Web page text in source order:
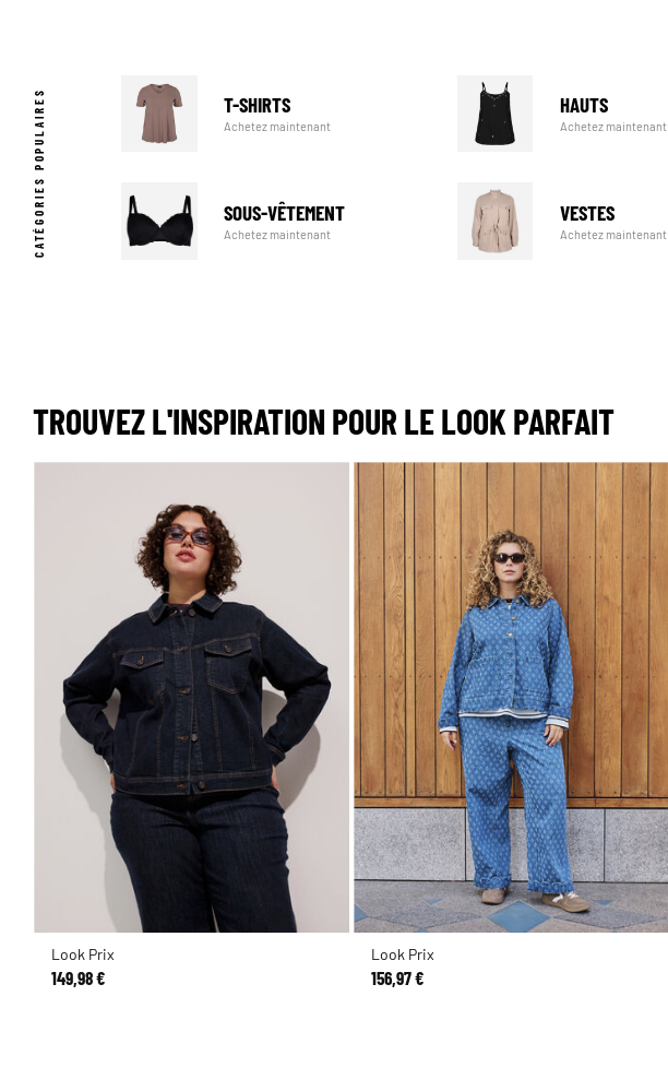
CATÉGORIES POPULAIRES T-SHIRTS
Achetez maintenant
HAUTS
Achetez maintenant
SOUS-VÊTEMENT
Achetez maintenant
VESTES
Achetez maintenant
TROUVEZ L'INSPIRATION POUR LE LOOK PARFAIT
Look Prix
149,98 €
Look Prix
156,97 €